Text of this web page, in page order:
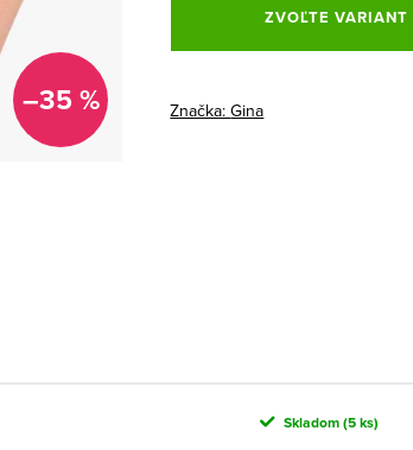
–35 %
ZVOĽTE VARIANT
Značka:Gina
Skladom(5 ks)